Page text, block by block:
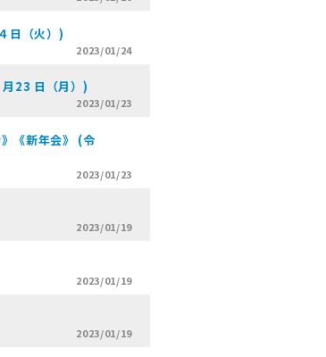
日（火）)
2023/01/24
23 日（月）)
2023/01/23
《新年会》 (令
2023/01/23
2023/01/19
2023/01/19
2023/01/19